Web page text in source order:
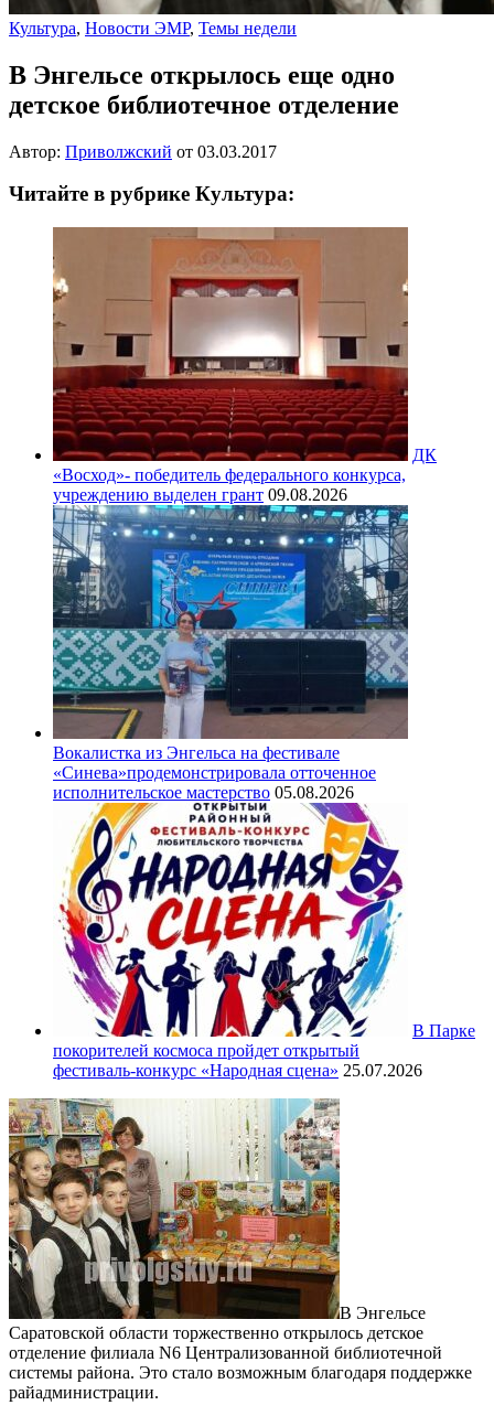
Культура, Новости ЭМР, Темы недели
В Энгельсе открылось еще одно
детское библиотечное отделение
Автор: Приволжский от 03.03.2017
Читайте в рубрике Культура:
ДК
«Восход»- победитель федерального конкурса,
учреждению выделен грант 09.08.2026
Вокалистка из Энгельса на фестивале
«Синева»продемонстрировала отточенное
исполнительское мастерство 05.08.2026
В Парке
покорителей космоса пройдет открытый
фестиваль‑конкурс «Народная сцена» 25.07.2026
В Энгельсе
Саратовской области торжественно открылось детское
отделение филиала N6 Централизованной библиотечной
системы района. Это стало возможным благодаря поддержке
райадминистрации.